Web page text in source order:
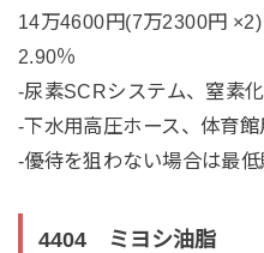
14万4600円(7万2300円 ×2)
2.90％
-尿素SCRシステム、窒素
-下水用高圧ホース、体育館
-優待を狙わない場合は最低
4404 ミヨシ油脂